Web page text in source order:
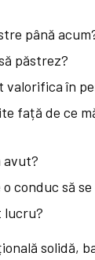
până
păstrez?
valorifica în
față de ce
avut?
conduc să
lucru?
solidă,